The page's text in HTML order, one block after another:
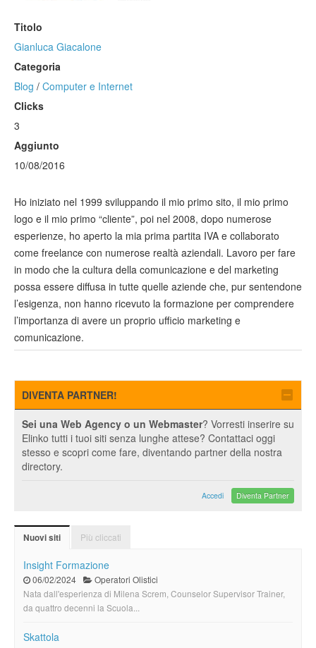
Titolo
Gianluca Giacalone
Categoria
Blog / Computer e Internet
Clicks
3
Aggiunto
10/08/2016
Ho iniziato nel 1999 sviluppando il mio primo sito, il mio primo
logo e il mio primo “cliente”, poi nel 2008, dopo numerose
esperienze, ho aperto la mia prima partita IVA e collaborato
come freelance con numerose realtà aziendali. Lavoro per fare
in modo che la cultura della comunicazione e del marketing
possa essere diffusa in tutte quelle aziende che, pur sentendone
l’esigenza, non hanno ricevuto la formazione per comprendere
l’importanza di avere un proprio ufficio marketing e
comunicazione.
DIVENTA PARTNER!
Sei una Web Agency o un Webmaster? Vorresti inserire su
Elinko tutti i tuoi siti senza lunghe attese? Contattaci oggi
stesso e scopri come fare, diventando partner della nostra
directory.
Accedi Diventa Partner
Nuovi siti Più cliccati
Insight Formazione
06/02/2024
Operatori Olistici
Nata dall'esperienza di Milena Screm, Counselor Supervisor Trainer,
da quattro decenni la Scuola...
Skattola